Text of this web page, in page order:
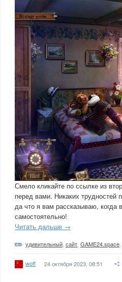
Смело кликайте по ссылке из
перед вами. Никаких трудностей
да что я вам рассказываю,
самостоятельно!
Читать дальше →
удивительный сайт GAME24.space
woff 24 октября 2023, 08:51